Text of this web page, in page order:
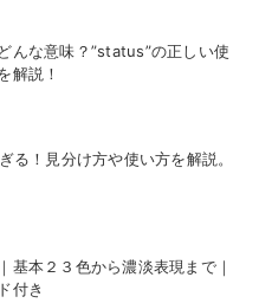
んな意味？”status”の正しい使
解説！
る！見分け方や使い方を解説。
基本２３色から濃淡表現まで｜
付き